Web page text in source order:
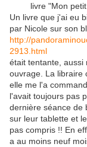
livre "Mon
Un livre que j'ai eu
par Nicole sur son
http://
2913.html
était tentante, aussi
ouvrage. La libraire
elle me l'a
l'avait toujours pas
dernière séance de
sur leur tablette et
pas compris !! En
a au moins neuf